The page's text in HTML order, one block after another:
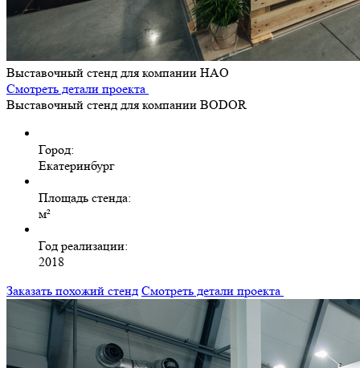
Выставочный стенд для компании HAO
Смотреть детали проекта
Выставочный стенд для компании BODOR
Город:
Екатеринбург
Площадь стенда:
м²
Год реализации:
2018
Заказать похожий стенд Смотреть детали проекта